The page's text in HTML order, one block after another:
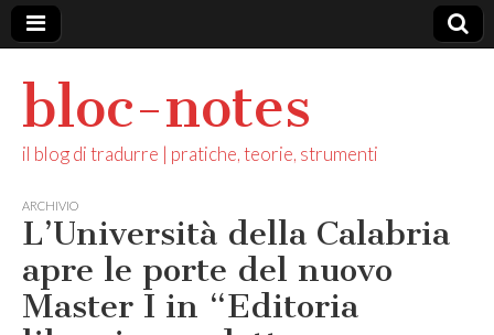
bloc-notes
il blog di tradurre | pratiche, teorie, strumenti
ARCHIVIO
L’Università della Calabria
apre le porte del nuovo
Master I in “Editoria